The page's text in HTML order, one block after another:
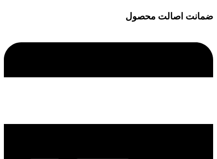
ضمانت اصالت محصول